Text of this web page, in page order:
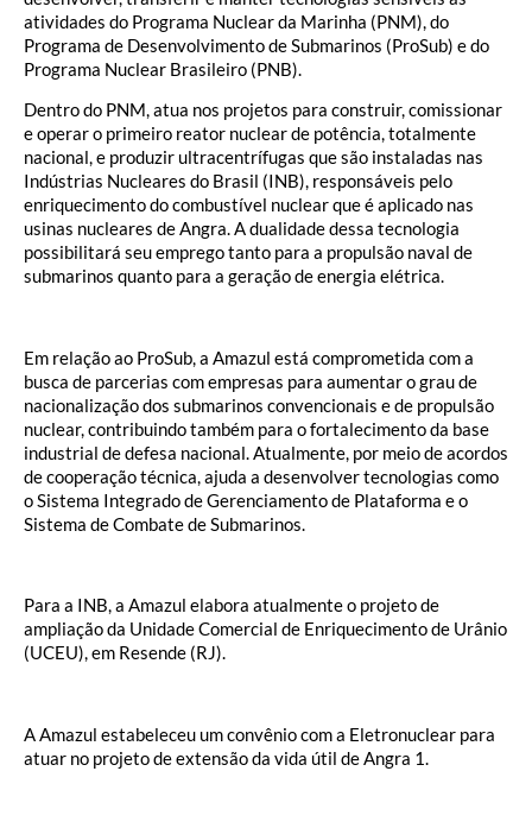
atividades do Programa Nuclear da Marinha (PNM), do
Programa de Desenvolvimento de Submarinos (ProSub) e do
Programa Nuclear Brasileiro (PNB).
Dentro do PNM, atua nos projetos para construir, comissionar
e operar o primeiro reator nuclear de potência, totalmente
nacional, e produzir ultracentrífugas que são instaladas nas
Indústrias Nucleares do Brasil (INB), responsáveis pelo
enriquecimento do combustível nuclear que é aplicado nas
usinas nucleares de Angra. A dualidade dessa tecnologia
possibilitará seu emprego tanto para a propulsão naval de
submarinos quanto para a geração de energia elétrica.
Em relação ao ProSub, a Amazul está comprometida com a
busca de parcerias com empresas para aumentar o grau de
nacionalização dos submarinos convencionais e de propulsão
nuclear, contribuindo também para o fortalecimento da base
industrial de defesa nacional. Atualmente, por meio de acordos
de cooperação técnica, ajuda a desenvolver tecnologias como
o Sistema Integrado de Gerenciamento de Plataforma e o
Sistema de Combate de Submarinos.
Para a INB, a Amazul elabora atualmente o projeto de
ampliação da Unidade Comercial de Enriquecimento de Urânio
(UCEU), em Resende (RJ).
A Amazul estabeleceu um convênio com a Eletronuclear para
atuar no projeto de extensão da vida útil de Angra 1.